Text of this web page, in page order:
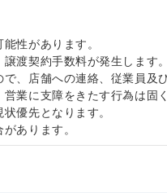
性があります。
渡契約手数料が発生します。
、店舗への連絡、従業員
営業に支障をきたす行為は固
優先となります。
合があります。